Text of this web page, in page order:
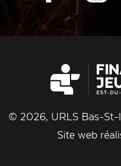
© 2026, URLS Bas-St-
Site web